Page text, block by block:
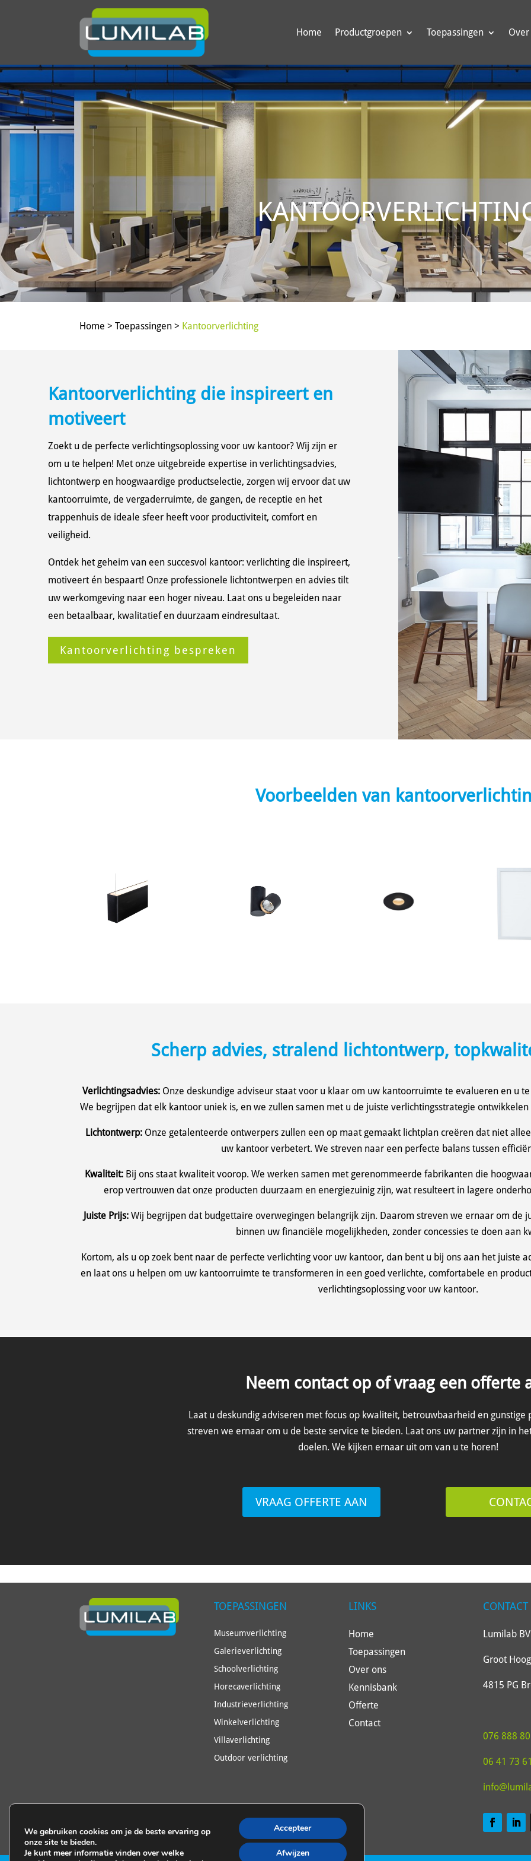
Home Productgroepen Toepassingen
Home > Toepassingen > Kantoorverlichting
Kantoorverlichting die inspireert en
motiveert
Zoekt u de perfecte verlichtingsoplossing voor uw kantoor? Wij zijn er
om u te helpen! Met onze uitgebreide expertise in verlichtingsadvies,
lichtontwerp en hoogwaardige productselectie, zorgen wij ervoor dat uw
kantoorruimte, de vergaderruimte, de gangen, de receptie en het
trappenhuis de ideale sfeer heeft voor productiviteit, comfort en
veiligheid.
Ontdek het geheim van een succesvol kantoor: verlichting die inspireert,
motiveert én bespaart! Onze professionele lichtontwerpen en advies tilt
uw werkomgeving naar een hoger niveau. Laat ons u begeleiden naar
een betaalbaar, kwalitatief en duurzaam eindresultaat.
Kantoorverlichting bespreken
Voorbeelden van
Scherp advies, stralend lichtontwerp,
Verlichtingsadvies:Onze deskundige adviseur staat voor u klaar om uw kantoorruimte te evalueren en u
We begrijpen dat elk kantoor uniek is, en we zullen samen met u de juiste verlichtingsstrategie
Lichtontwerp: Onze getalenteerde ontwerpers zullen een op maat gemaakt lichtplan creëren dat niet
uw kantoor verbetert. We streven naar een perfecte balans tussen
Kwaliteit: Bij ons staat kwaliteit voorop. We werken samen met gerenommeerde fabrikanten die
erop vertrouwen dat onze producten duurzaam en energiezuinig zijn, wat resulteert in lagere
Juiste Prijs:Wij begrijpen dat budgettaire overwegingen belangrijk zijn. Daarom streven we ernaar om de
binnen uw financiële mogelijkheden, zonder concessies te doen aan
Kortom, als u op zoek bent naar de perfecte verlichting voor uw kantoor, dan bent u bij ons aan het juiste
en laat ons u helpen om uw kantoorruimte te transformeren in een goed verlichte, comfortabele en
verlichtingsoplossing voor uw kantoor.
Neem contact op of vraag een offerte
Laat u deskundig adviseren met focus op kwaliteit, betrouwbaarheid en gunstige
streven we ernaar om u de beste service te bieden. Laat ons uw partner zijn in
doelen. We kijken ernaar uit om van u te horen!
VRAAG OFFERTE AAN
TOEPASSINGEN
Museumverlichting
Galerieverlichting
Schoolverlichting
Horecaverlichting
Industrieverlichting
Winkelverlichting
Villaverlichting
Outdoor verlichting
LINKS
Home
Toepassingen
Over ons
Kennisbank
Offerte
Contact
CONTACT
Lumilab BV
Groot
4815 PG
076 888
06 41 73
We gebruiken cookies om je de beste ervaring op
onze site te bieden.
Je kunt meer informatie vinden over welke
Accepteer
Afwijzen